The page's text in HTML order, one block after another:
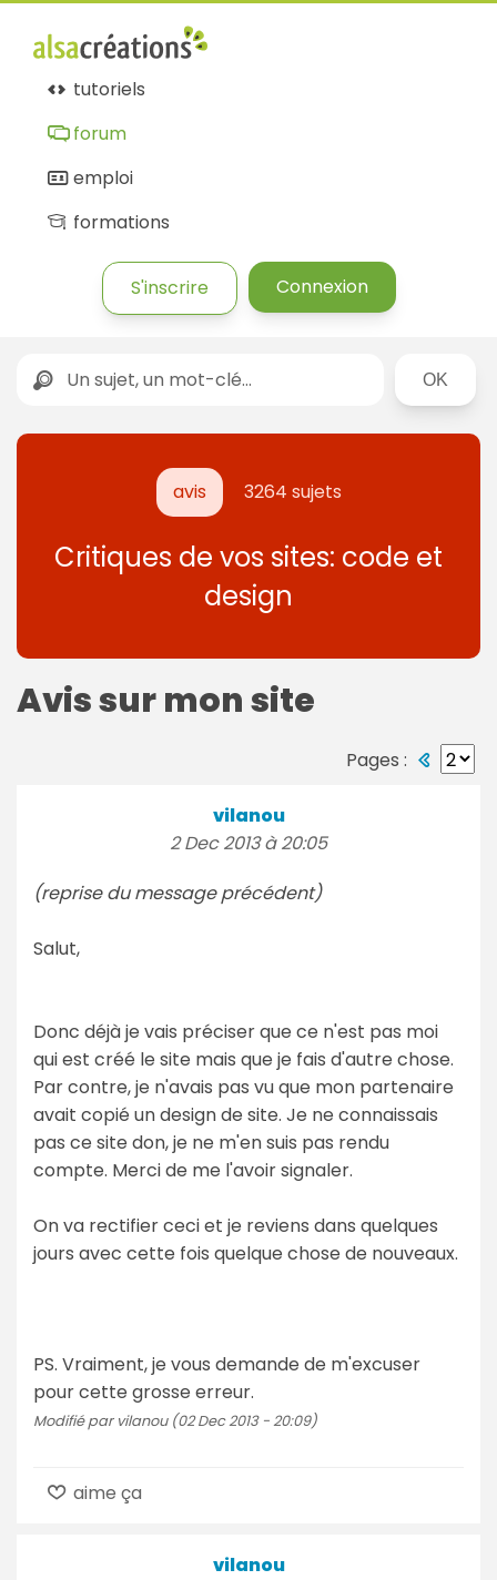
tutoriels
forum
emploi
formations
S'inscrire Connexion
Rechercher
avis 3264 sujets
Critiques de vos sites: code et
design
Avis sur mon site
Pages :
vilanou
2 Dec 2013 à 20:05
(reprise du message précédent)
Salut,
Donc déjà je vais préciser que ce n'est pas moi
qui est créé le site mais que je fais d'autre chose.
Par contre, je n'avais pas vu que mon partenaire
avait copié un design de site. Je ne connaissais
pas ce site don, je ne m'en suis pas rendu
compte. Merci de me l'avoir signaler.
On va rectifier ceci et je reviens dans quelques
jours avec cette fois quelque chose de nouveaux.
PS. Vraiment, je vous demande de m'excuser
pour cette grosse erreur.
Modifié par vilanou (02 Dec 2013 - 20:09)
aime ça
vilanou